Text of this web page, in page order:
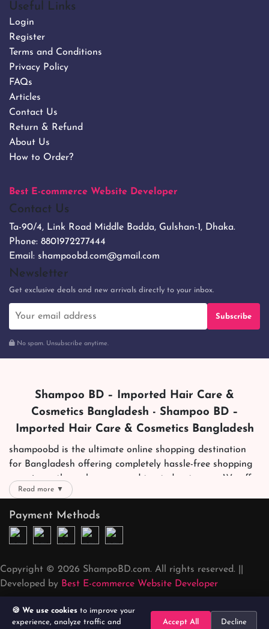
Useful Links
Login
Register
Terms and Conditions
Privacy Policy
FAQs
Articles
Contact Us
Return & Refund
About Us
How to Order?
Best E-commerce Website Developer
Contact Us
Ta-90/4, Link Road Middle Badda, Gulshan-1, Dhaka.
Phone: 8801972277444
Email: shampoobd.com@gmail.com
Newsletter
Get exclusive deals and new arrivals directly to your inbox.
Subscribe
No spam. Unsubscribe anytime.
Shampoo BD – Imported Hair Care &
Cosmetics Bangladesh - Shampoo BD –
Imported Hair Care & Cosmetics Bangladesh
shampoobd is the ultimate online shopping destination
for Bangladesh offering completely hassle-free shopping
experience through secure and trusted gateways. We offer
you trendy and reliable shopping with all your preferred
brands and more. Now shopping is easier, quicker and
always joyous. We help you mark the exact choice here.
We offer our customers with memorable online shopping
team works round the clock to personally make sure the
right packages reach on time. You can choose whatever
you like. We deliver it right at your address across
Bangladesh. Our services are at your doorsteps all the
Read more ▼
Payment Methods
Copyright © 2026 ShampoBD.com. All rights reserved. ||
Developed by Best E-commerce Website Developer
🍪 We use cookies to improve your
experience, analyze traffic and
Accept All Decline